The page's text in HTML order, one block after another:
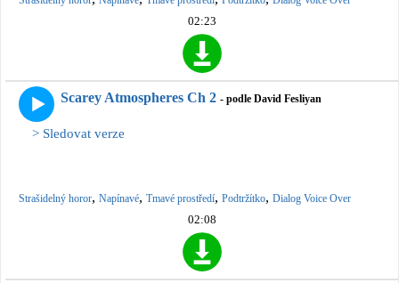
02:23
Scarey Atmospheres Ch 2 - podle David Fesliyan
> Sledovat verze
Strašidelný horor, Napínavé, Tmavé prostředí, Podtržítko, Dialog Voice Over
02:08